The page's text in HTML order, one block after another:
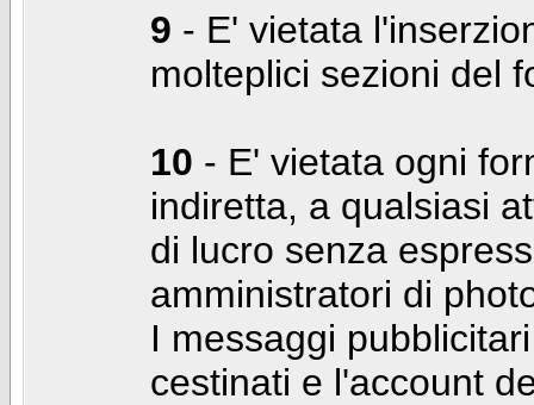
9 - E' vietata
molteplici sezioni del
10 - E' vietata ogni
indiretta, a qualsiasi
di lucro senza
amministratori di
I messaggi
cestinati e l'account